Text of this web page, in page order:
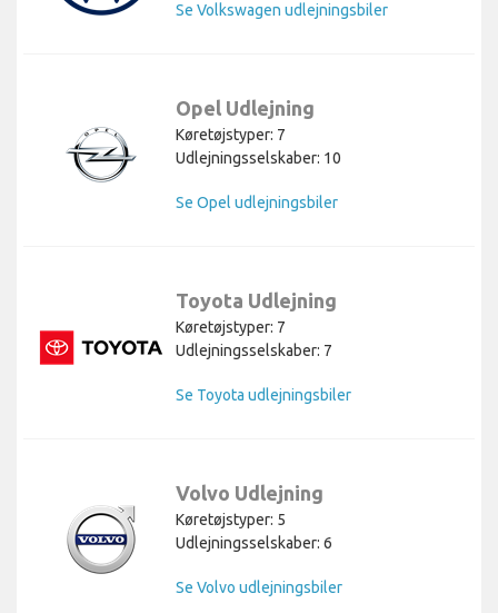
Se Volkswagen udlejningsbiler
Opel Udlejning
Køretøjstyper: 7
Udlejningsselskaber: 10
Se Opel udlejningsbiler
Toyota Udlejning
Køretøjstyper: 7
Udlejningsselskaber: 7
Se Toyota udlejningsbiler
Volvo Udlejning
Køretøjstyper: 5
Udlejningsselskaber: 6
Se Volvo udlejningsbiler